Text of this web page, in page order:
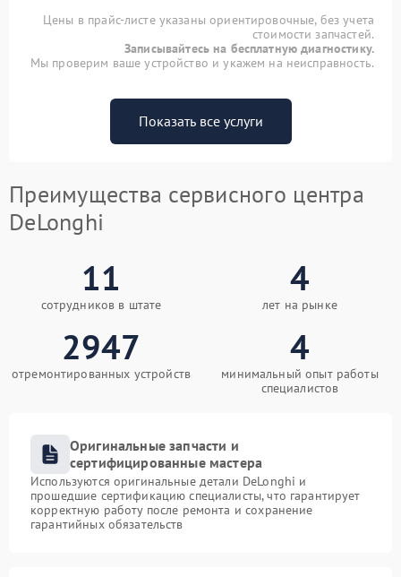
Цены в прайс-листе указаны ориентировочные, без учета
стоимости запчастей.
Записывайтесь на бесплатную диагностику.
Мы проверим ваше устройство и укажем на неисправность.
Показать все услуги
Преимущества сервисного центра
DeLonghi
11
сотрудников в штате
4
лет на рынке
2947
отремонтированных устройств
4
минимальный опыт работы
специалистов
Оригинальные запчасти и
сертифицированные мастера
Используются оригинальные детали DeLonghi и
прошедшие сертификацию специалисты, что гарантирует
корректную работу после ремонта и сохранение
гарантийных обязательств